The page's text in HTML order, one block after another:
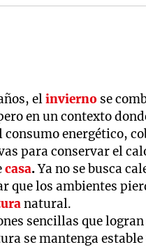
elinvierno se
en un contexto
consumo energético,
para conservar el
casa.Ya no se busca
que los ambientes
natural.
sencillas que logran
se mantenga